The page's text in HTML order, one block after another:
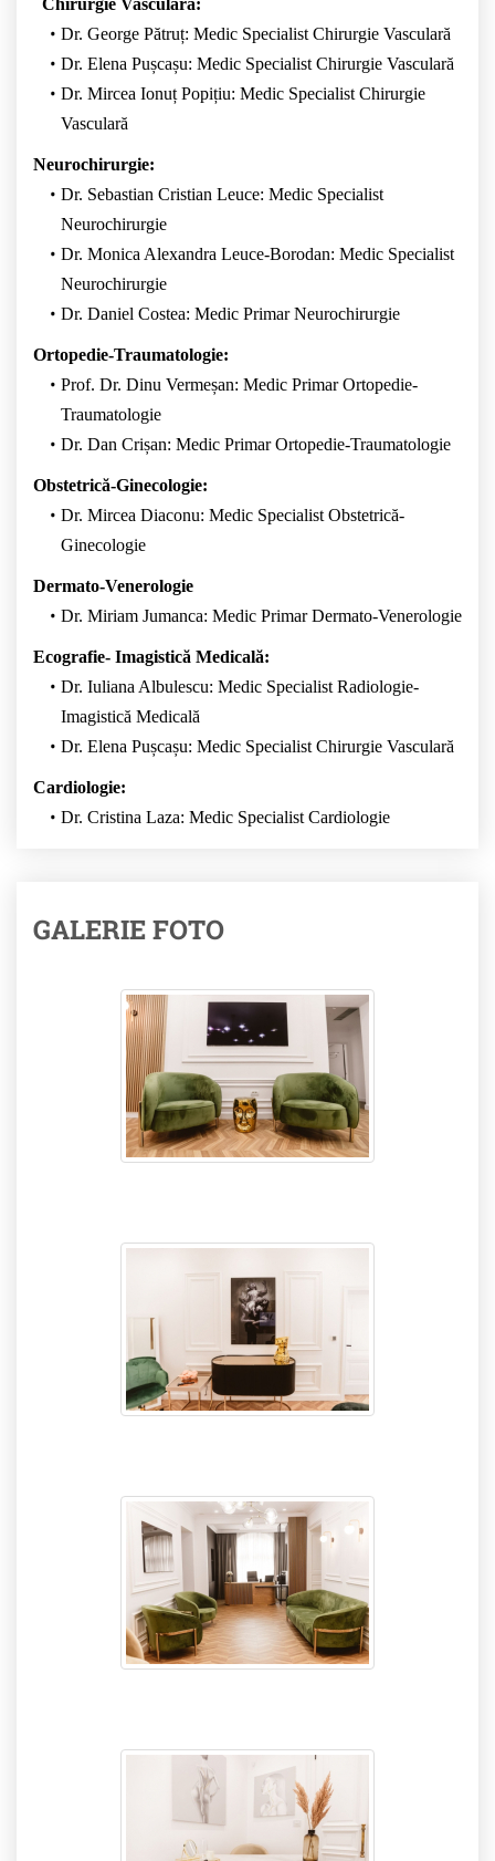
Chirurgie Vasculară:
Dr. George Pătruț: Medic Specialist Chirurgie Vasculară
Dr. Elena Pușcașu: Medic Specialist Chirurgie Vasculară
Dr. Mircea Ionuț Popițiu: Medic Specialist Chirurgie
Vasculară
Neurochirurgie:
Dr. Sebastian Cristian Leuce: Medic Specialist
Neurochirurgie
Dr. Monica Alexandra Leuce-Borodan: Medic Specialist
Neurochirurgie
Dr. Daniel Costea: Medic Primar Neurochirurgie
Ortopedie-Traumatologie:
Prof. Dr. Dinu Vermeșan: Medic Primar Ortopedie-
Traumatologie
Dr. Dan Crișan: Medic Primar Ortopedie-Traumatologie
Obstetrică-Ginecologie:
Dr. Mircea Diaconu: Medic Specialist Obstetrică-
Ginecologie
Dermato-Venerologie
Dr. Miriam Jumanca: Medic Primar Dermato-Venerologie
Ecografie- Imagistică Medicală:
Dr. Iuliana Albulescu: Medic Specialist Radiologie-
Imagistică Medicală
Dr. Elena Pușcașu: Medic Specialist Chirurgie Vasculară
Cardiologie:
Dr. Cristina Laza: Medic Specialist Cardiologie
GALERIE FOTO